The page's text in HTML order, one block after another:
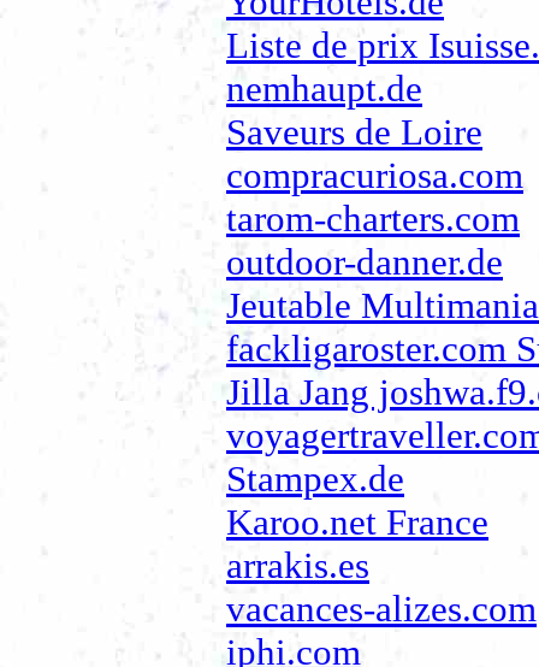
Liste de prix
nemhaupt.de
Saveurs de Loire
compracuriosa.com
tarom-charters.com
outdoor-danner.de
Jeutable Multimania
fackligaroster.com
Jilla Jang
Stampex.de
Karoo.net France
arrakis.es
vacances-alizes.com
iphi.com